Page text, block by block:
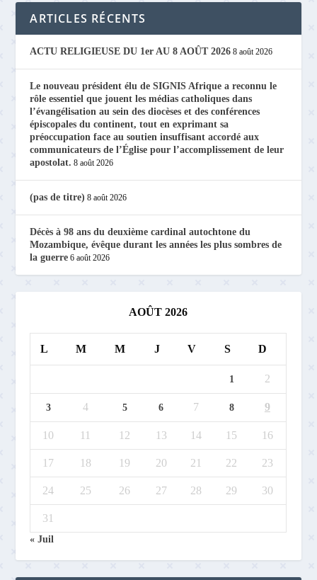
ARTICLES RÉCENTS
ACTU RELIGIEUSE DU 1er AU 8 AOÛT 2026 8 août 2026
Le nouveau président élu de SIGNIS Afrique a reconnu le
rôle essentiel que jouent les médias catholiques dans
l’évangélisation au sein des diocèses et des conférences
épiscopales du continent, tout en exprimant sa
préoccupation face au soutien insuffisant accordé aux
communicateurs de l’Église pour l’accomplissement de leur
apostolat. 8 août 2026
(pas de titre) 8 août 2026
Décès à 98 ans du deuxième cardinal autochtone du
Mozambique, évêque durant les années les plus sombres de
la guerre 6 août 2026
AOÛT 2026
L M M J V S D
1 2
3 4 5 6 7 8 9
10 11 12 13 14 15 16
17 18 19 20 21 22 23
24 25 26 27 28 29 30
31
« Juil